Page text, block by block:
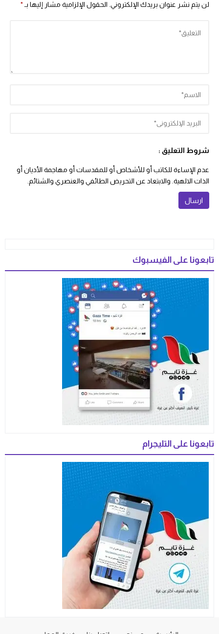
لن يتم نشر عنوان بريدك الإلكتروني. الحقول الإلزامية مشار إليها بـ*
شروط التعليق :
عدم الإساءة للكاتب أو للأشخاص أو للمقدسات أو مهاجمة الأديان أو
الذات الالهية. والابتعاد عن التحريض الطائفي والعنصري والشتائم.
تابعونا على الفيسبوك
تابعونا على التليجرام